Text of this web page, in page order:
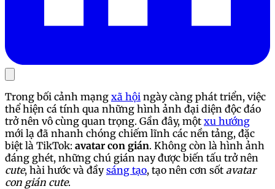
Trong bối cảnh mạng xã hội ngày càng phát triển, việc
thể hiện cá tính qua những hình ảnh đại diện độc đáo
trở nên vô cùng quan trọng. Gần đây, một xu hướng
mới lạ đã nhanh chóng chiếm lĩnh các nền tảng, đặc
biệt là TikTok: avatar con gián. Không còn là hình ảnh
đáng ghét, những chú gián nay được biến tấu trở nên
cute, hài hước và đầysáng tạo, tạo nên cơn sốt avatar
con gián cute.